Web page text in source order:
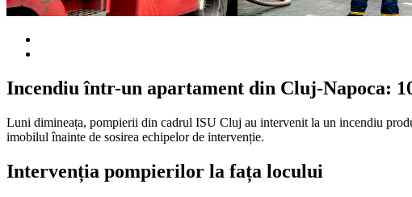
Incendiu într-un apartament din Cluj-Napoca:
Luni dimineața, pompierii din cadrul ISU Cluj au intervenit la un incendiu
imobilul înainte de sosirea echipelor de intervenție.
Intervenția pompierilor la fața locului